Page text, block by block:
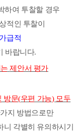
하여 투찰할 경우
적인 투찰이
가급적
바랍니다.
제안서 평가
방문(우편 가능) 모두
지 방법으로만
각별히 유의하시기